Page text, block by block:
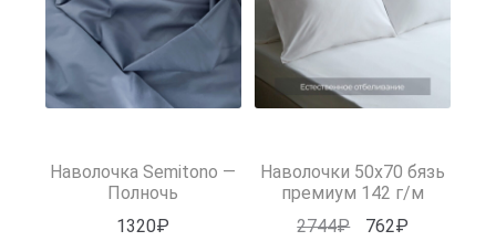
странице
товара.
Наволочка Semitono —
Полночь
1320₽
Наволочки 50х70 бязь
премиум 142 г/м
2744₽
Первоначальная
762₽